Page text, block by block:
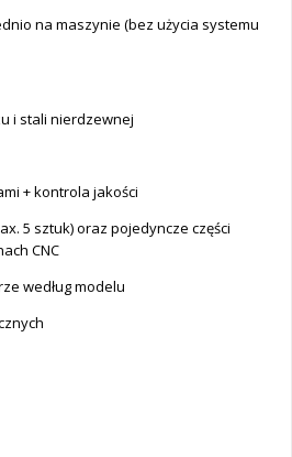
na maszynie (bez użycia systemu
i stali nierdzewnej
+ kontrola jakości
5 sztuk) oraz pojedyncze części
CNC
według modelu